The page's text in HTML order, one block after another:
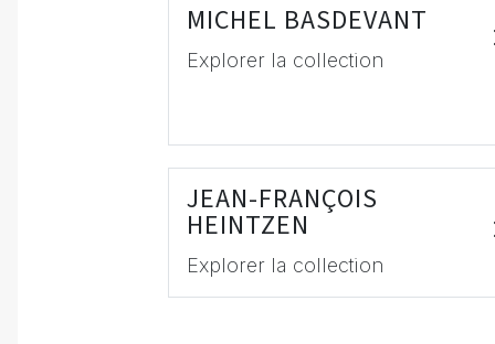
MICHEL BASDEVANT
Explorer la collection
JEAN-FRANÇOIS
HEINTZEN
Explorer la collection